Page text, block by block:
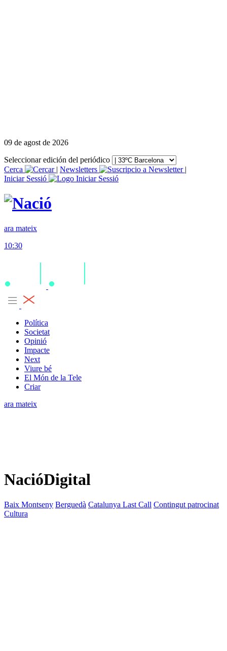
09 de agost de 2026
Seleccionar edición del periódico
Cerca
| Newsletters
|
Iniciar Sessió
ara mateix
10:30
Política
Societat
Opinió
Impacte
Next
Viure bé
El Món de la Tele
Criar
ara mateix
NacióDigital
Baix Montseny Berguedà Catalunya Last Call Contingut patrocinat
Cultura